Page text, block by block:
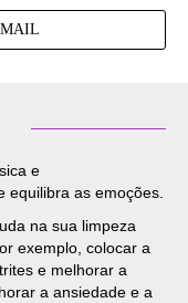
e
equilibra as emoções.
na sua limpeza
exemplo, colocar a
e melhorar a
a ansiedade e a